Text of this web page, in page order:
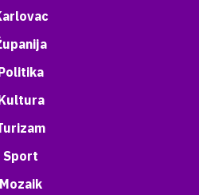
Sport
Mozaik